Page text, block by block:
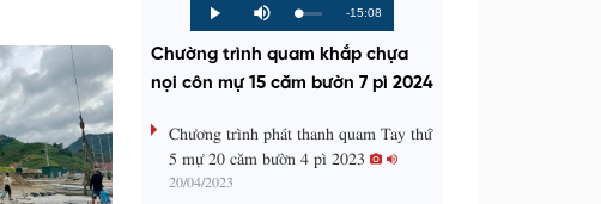
P
l
y
M
u
e
L
o
d
d
:
P
r
g
e
s
%
R
e
m
i
-15:08
Chường trình quam khắp chựa
nọi côn mự 15 căm bườn 7 pì 2024
Chương trình phát thanh quam Tay thứ
5 mự 20 căm bườn 4 pì 2023
20/04/2023